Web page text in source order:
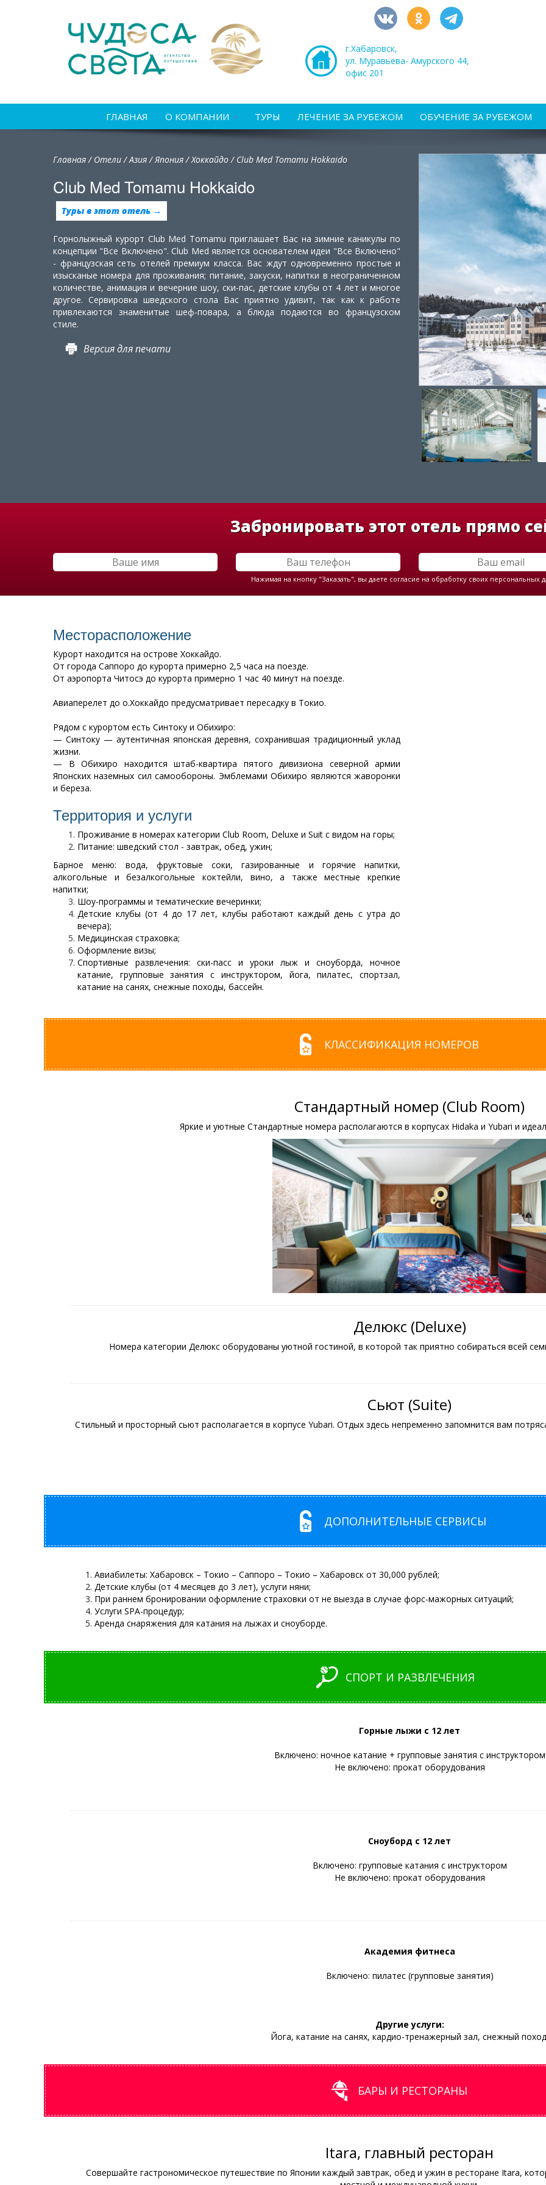
г.Хабаровск,
ул. Муравьева- Амурского 44,
офис 201
ГЛАВНАЯ О КОМПАНИИ ТУРЫ ЛЕЧЕНИЕ ЗА РУБЕЖОМ ОБУЧЕНИЕ ЗА РУБЕЖОМ
Главная/ Отели/Азия/Япония/Хоккайдо / Club Med Tomamu Hokkaido
Club Med Tomamu Hokkaido
Туры в этот отель →
Горнолыжный курорт Club Med Tomamu приглашает Вас на зимние каникулы по
концепции "Все Включено". Club Med является основателем идеи "Все Включено"
- французская сеть отелей премиум класса. Вас ждут одновременно простые и
изысканые номера для проживания; питание, закуски, напитки в неограниченном
количестве, анимация и вечерние шоу, ски-пас, детские клубы от 4 лет и многое
другое. Сервировка шведского стола Вас приятно удивит, так как к работе
привлекаются знаменитые шеф-повара, а блюда подаются во французском
стиле.
Версия для печати
Забронировать этот отель прямо
Нажимая на кнопку "Заказать", вы даете согласие на обработку своих персональных
Месторасположение
Курорт находится на острове Хоккайдо.
От города Саппоро до курорта примерно 2,5 часа на поезде.
От аэропорта Читосэ до курорта примерно 1 час 40 минут на поезде.
Авиаперелет до о.Хоккайдо предусматривает пересадку в Токио.
Рядом с курортом есть Синтоку и Обихиро:
— Синтоку — аутентичная японская деревня, сохранившая традиционный уклад
жизни.
— В Обихиро находится штаб-квартира пятого дивизиона северной армии
Японских наземных сил самообороны. Эмблемами Обихиро являются жаворонки
и береза.
Территория и услуги
Проживание в номерах категории Club Room, Deluxe и Suit с видом на горы;
Питание: шведский стол - завтрак, обед, ужин;
Барное меню: вода, фруктовые соки, газированные и горячие напитки,
алкогольные и безалкогольные коктейли, вино, а также местные крепкие
напитки;
Шоу-программы и тематические вечеринки;
Детские клубы (от 4 до 17 лет, клубы работают каждый день с утра до
вечера);
Медицинская страховка;
Оформление визы;
Спортивные развлечения: ски-пасс и уроки лыж и сноуборда, ночное
катание, групповые занятия с инструктором, йога, пилатес, спортзал,
катание на санях, снежные походы, бассейн.
КЛАССИФИКАЦИЯ НОМЕРОВ
Стандартный номер (Club Room)
Яркие и уютные Стандартные номера располагаются в корпусах Hidaka и Yubari и
Делюкс (Deluxe)
Номера категории Делюкс оборудованы уютной гостиной, в которой так приятно собираться всей
Сьют (Suite)
Стильный и просторный сьют располагается в корпусе Yubari. Отдых здесь непременно запомнится вам
ДОПОЛНИТЕЛЬНЫЕ СЕРВИСЫ
Авиабилеты: Хабаровск – Токио – Саппоро – Токио – Хабаровск от 30,000 рублей;
Детские клубы (от 4 месяцев до 3 лет), услуги няни;
При раннем бронировании оформление страховки от не выезда в случае форс-мажорных ситуаций;
Услуги SPA-процедур;
Аренда снаряжения для катания на лыжах и сноуборде.
СПОРТ И РАЗВЛЕЧЕНИЯ
Горные лыжи с 12 лет
Включено: ночное катание + групповые занятия с инструктором
Не включено: прокат оборудования
Сноуборд с 12 лет
Включено: групповые катания с инструктором
Не включено: прокат оборудования
Академия фитнеса
Включено: пилатес (групповые занятия)
Другие услуги:
Йога, катание на санях, кардио-тренажерный зал, снежный
БАРЫ И РЕСТОРАНЫ
Itara, главный ресторан
Совершайте гастрономическое путешествие по Японии каждый завтрак, обед и ужин в ресторане Itara,